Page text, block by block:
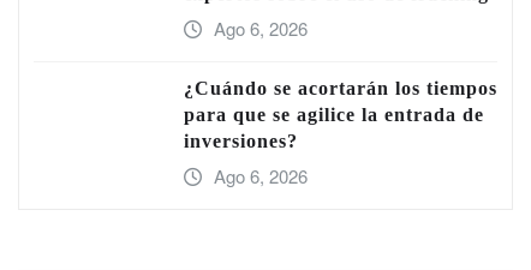
Ago 6, 2026
¿Cuándo se acortarán los tiempos
para que se agilice la entrada de
inversiones?
Ago 6, 2026